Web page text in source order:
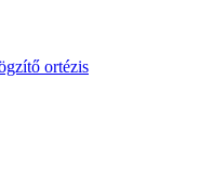
ortézis